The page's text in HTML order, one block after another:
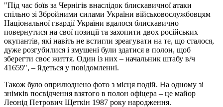
"Під час боїв за Чернігів внаслідок блискавичної атаки
спільно зі Збройними силами України військовослужбовцям
Національної гвардії України вдалося блискавично
повернутися на свої позиції та захопити двох російських
окупантів, які навіть не встигли зреагувати на те, що сталося,
дуже розгубилися і змушені були здатися в полон, щоб
зберегти своє життя. Один із них – начальник штабу в/ч
41659", – йдеться у повідомленні.
Також було оприлюднено фото з місця подій. На одному зі
знімків посвідчення взятого в полон офіцера – це майор
Леонід Петрович Щеткін 1987 року народження.